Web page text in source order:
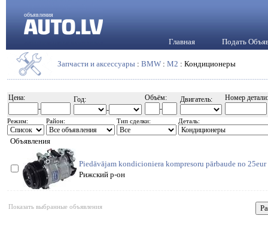
объявления
Главная Подать
Запчасти и аксессуары : BMW : M2 : Кондиционеры
Цена:
-
Год:
-
Объём:
-
Двигатель: Номер детали:
Режим: Район: Тип сделки: Деталь:
Объявления
Piedāvājam kondicioniera kompresoru pārbaude no
Рижский р-он
Показать выбранные объявления